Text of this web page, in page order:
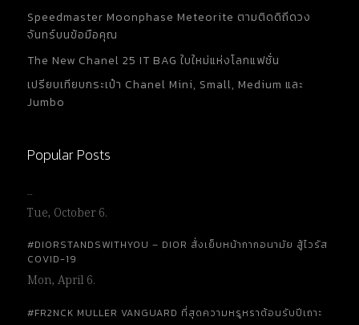
Speedmaster Moonphase Meteorite ตามติดดิถีดวง
จันทร์บนข้อมือคุณ
The New Chanel 25 IT BAG ใบใหม่แห่งโลกแฟชั่น
เปรียบเทียบกระเป๋า Chanel Mini, Small, Medium และ
Jumbo
Popular Posts
…
Tue, October 6.
#DIORSTANDSWITHYOU – DIOR สั่งเย็บหน้ากากอนามัย สู้ไวรัส
COVID-19
Mon, April 6.
#FR2NCK MULLER VANGUARD ที่สุดความหรูหราต้อนรับปีเถาะ